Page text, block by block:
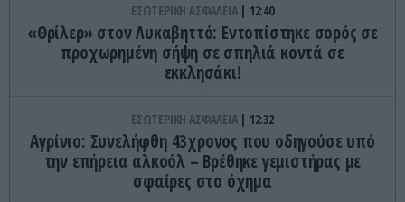
ΕΣΩΤΕΡΙΚΗ ΑΣΦΑΛΕΙΑ 12:40
«Θρίλερ» στον Λυκαβηττό: Εντοπίστηκε σορός σε
προχωρημένη σήψη σε σπηλιά κοντά σε
εκκλησάκι!
ΕΣΩΤΕΡΙΚΗ ΑΣΦΑΛΕΙΑ 12:32
Αγρίνιο: Συνελήφθη 43χρονος που οδηγούσε υπό
την επήρεια αλκοόλ – Βρέθηκε γεμιστήρας με
σφαίρες στο όχημα